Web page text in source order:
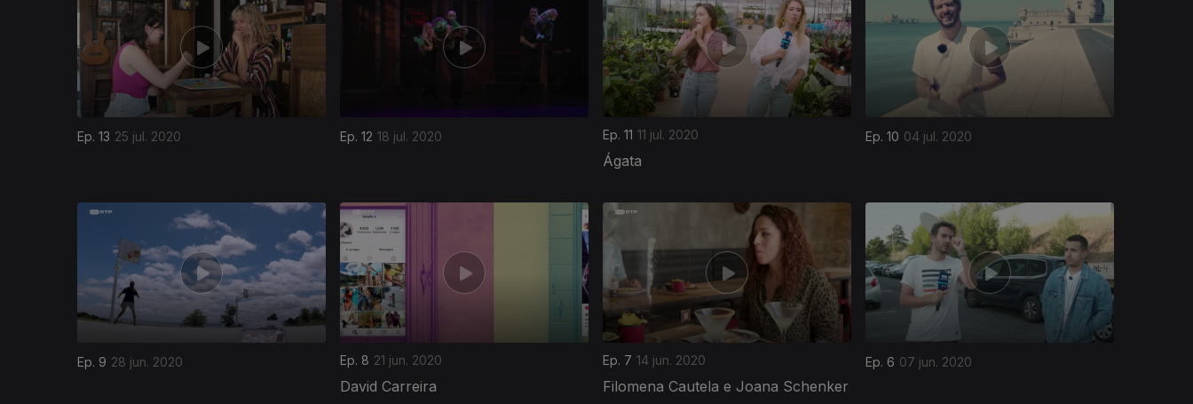
Ep. 13 25 jul. 2020 Ep. 12 18 jul. 2020 Ep. 11 11 jul. 2020
Ágata
Ep. 10 04 jul. 2020
Ep. 9 28 jun. 2020 Ep. 8 21 jun. 2020
David Carreira
Ep. 7 14 jun. 2020
Filomena Cautela e Joana Schenker
Ep. 6 07 jun. 2020